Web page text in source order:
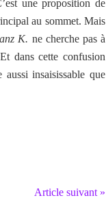
une proposition de
au sommet. Mais
K. ne cherche pas à
dans cette confusion
insaisissable que
Article suivant »